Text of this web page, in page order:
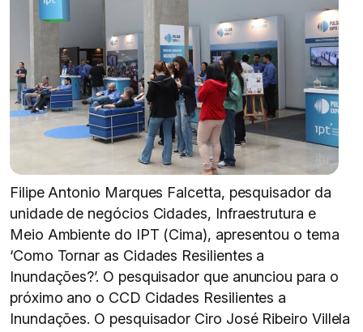
Filipe Antonio Marques Falcetta, pesquisador da
unidade de negócios Cidades, Infraestrutura e
Meio Ambiente do IPT (Cima), apresentou o tema
‘Como Tornar as Cidades Resilientes a
Inundações?’. O pesquisador que anunciou para o
próximo ano o CCD Cidades Resilientes a
Inundações. O pesquisador Ciro José Ribeiro Villela